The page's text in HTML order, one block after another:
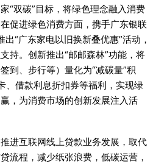
“双碳”目标，将绿色理念融入消费
促进绿色消费方面，携手广东银联
“广东家电以旧换新叠优惠”活动，
持。创新推出“邮邮森林”功能，将
到、步行等）量化为“减碳量”积
、借款利息折扣券等福利，实现绿
，为消费市场的创新发展注入活
进互联网线上贷款业务发展，取代
流程，减少纸张浪费，低碳运营，